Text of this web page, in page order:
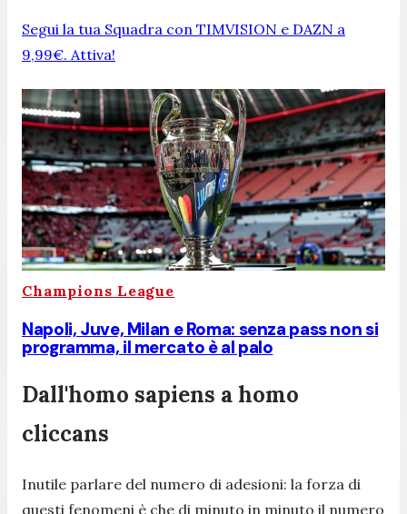
Segui la tua Squadra con TIMVISION e DAZN a
9,99€. Attiva!
Champions League
Napoli, Juve, Milan e Roma: senza pass non si
programma, il mercato è al palo
Dall'homo sapiens a homo
cliccans
Inutile parlare del numero di adesioni: la forza di
questi fenomeni è che di minuto in minuto il numero